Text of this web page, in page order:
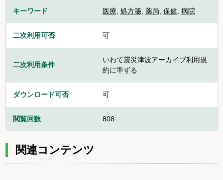
キーワード 医療, 処方箋, 薬局, 保健, 病院
二次利用可否 可
二次利用条件
いわて震災津波アーカイブ利用規
約に準ずる
ダウンロード可否 可
閲覧回数 808
関連コンテンツ